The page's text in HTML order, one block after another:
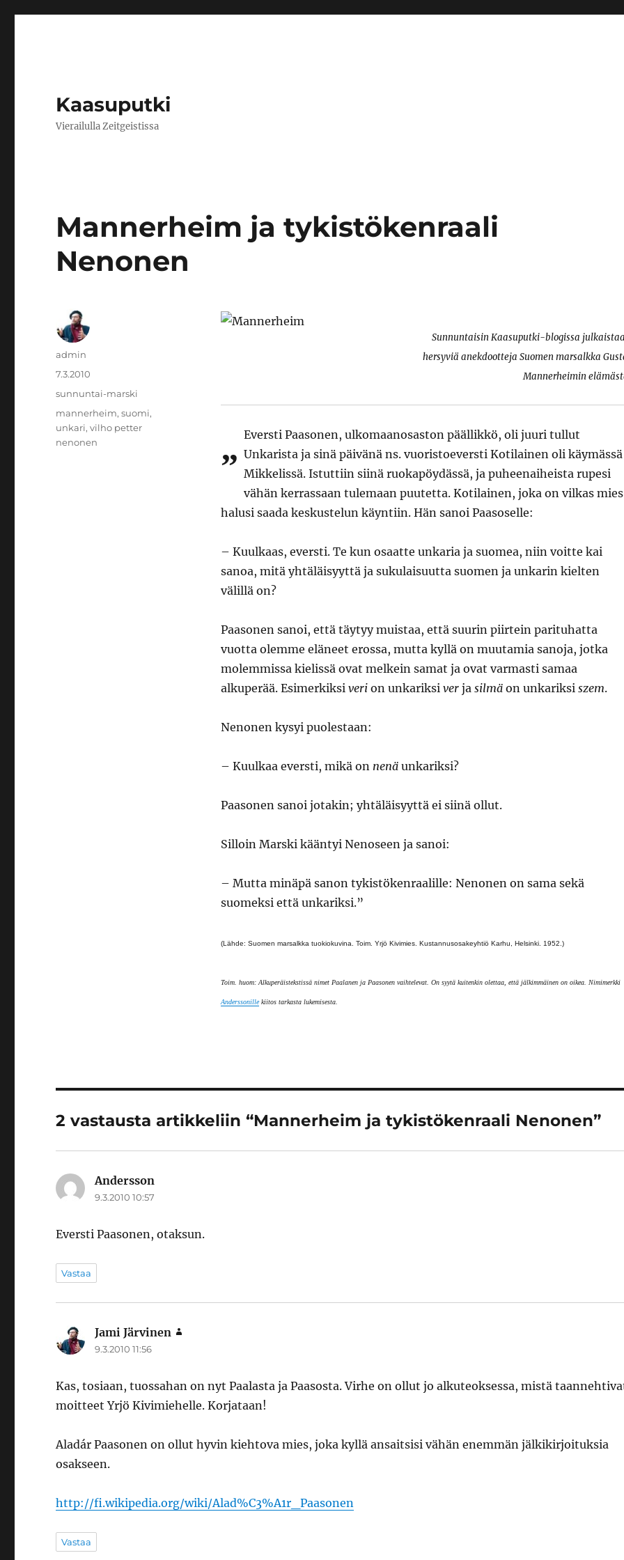
Kaasuputki
Vierailulla Zeitgeistissa
Mannerheim ja tykistökenraali
Nenonen
Sunnuntaisin Kaasuputki-blogissa
hersyviä anekdootteja Suomen marsalkka
Mannerheimin
”
Eversti Paasonen, ulkomaanosaston päällikkö, oli juuri tullut
Unkarista ja sinä päivänä ns. vuoristoeversti Kotilainen oli käymässä
Mikkelissä. Istuttiin siinä ruokapöydässä, ja puheenaiheista rupesi
vähän kerrassaan tulemaan puutetta. Kotilainen, joka on vilkas
halusi saada keskustelun käyntiin. Hän sanoi Paasoselle:
– Kuulkaas, eversti. Te kun osaatte unkaria ja suomea, niin voitte kai
sanoa, mitä yhtäläisyyttä ja sukulaisuutta suomen ja unkarin kielten
välillä on?
Paasonen sanoi, että täytyy muistaa, että suurin piirtein parituhatta
vuotta olemme eläneet erossa, mutta kyllä on muutamia sanoja, jotka
molemmissa kielissä ovat melkein samat ja ovat varmasti samaa
alkuperää. Esimerkiksi verion unkariksi verja silmäon unkariksi szem.
Nenonen kysyi puolestaan:
– Kuulkaa eversti, mikä on nenäunkariksi?
Paasonen sanoi jotakin; yhtäläisyyttä ei siinä ollut.
Silloin Marski kääntyi Nenoseen ja sanoi:
– Mutta minäpä sanon tykistökenraalille: Nenonen on sama sekä
suomeksi että unkariksi.”
(Lähde: Suomen marsalkka tuokiokuvina. Toim. Yrjö Kivimies. Kustannusosakeyhtiö Karhu, Helsinki. 1952.)
Toim. huom: Alkuperäistekstissä nimet Paalanen ja Paasonen vaihtelevat. On syytä kuitenkin olettaa, että jälkimmäinen on oikea. Nimimerkki
Anderssonillekiitos tarkasta lukemisesta.
Kirjoittaja
admin
Julkaistu
7.3.2010
Kategoriat
sunnuntai-marski
Avainsanat
mannerheim,suomi,
unkari,vilho petter
nenonen
2 vastausta artikkeliin “Mannerheim ja tykistökenraali Nenonen”
Andersson
9.3.2010 10:57
Eversti Paasonen, otaksun.
Vastaa
Jami Järvinen
9.3.2010 11:56
Kas, tosiaan, tuossahan on nyt Paalasta ja Paasosta. Virhe on ollut jo alkuteoksessa, mistä
moitteet Yrjö Kivimiehelle. Korjataan!
Aladár Paasonen on ollut hyvin kiehtova mies, joka kyllä ansaitsisi vähän enemmän jälkikirjoituksia
osakseen.
http://fi.wikipedia.org/wiki/Alad%C3%A1r_Paasonen
Vastaa